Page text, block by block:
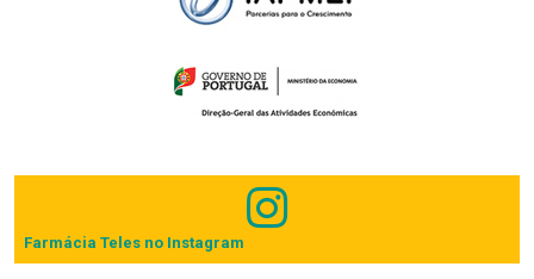
Farmácia Teles no Instagram